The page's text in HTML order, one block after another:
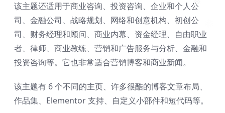
❅
该主题还适用于商业咨询、投资咨询、企业和个人公
司、金融公司、战略规划、网络和创意机构、初创公
司、财务经理和顾问、商业内幕、资金经理、自由职业
者、律师、商业教练、营销和广告服务与分析、金融和
投资咨询等。它也非常适合营销博客和商业新闻。
该主题有 6 个不同的主页、许多很酷的博客文章布局、
作品集、Elementor 支持、自定义小部件和短代码等。